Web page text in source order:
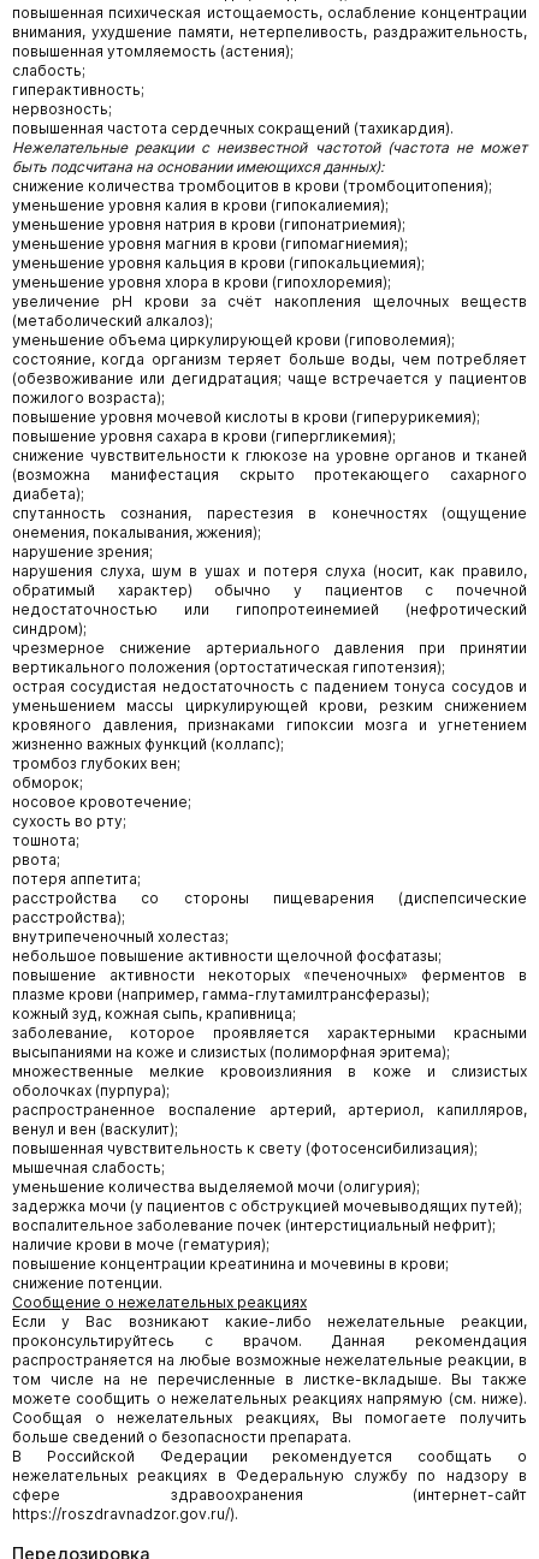
повышенная психическая истощаемость, ослабление концентрации
внимания, ухудшение памяти, нетерпеливость, раздражительность,
повышенная утомляемость (астения);
слабость;
гиперактивность;
нервозность;
повышенная частота сердечных сокращений (тахикардия).
Нежелательные реакции с неизвестной частотой (частота не может
быть подсчитана на основании имеющихся данных):
снижение количества тромбоцитов в крови (тромбоцитопения);
уменьшение уровня калия в крови (гипокалиемия);
уменьшение уровня натрия в крови (гипонатриемия);
уменьшение уровня магния в крови (гипомагниемия);
уменьшение уровня кальция в крови (гипокальциемия);
уменьшение уровня хлора в крови (гипохлоремия);
увеличение pH крови за счёт накопления щелочных веществ
(метаболический алкалоз);
уменьшение объема циркулирующей крови (гиповолемия);
состояние, когда организм теряет больше воды, чем потребляет
(обезвоживание или дегидратация; чаще встречается у пациентов
пожилого возраста);
повышение уровня мочевой кислоты в крови (гиперурикемия);
повышение уровня сахара в крови (гипергликемия);
снижение чувствительности к глюкозе на уровне органов и тканей
(возможна манифестация скрыто протекающего сахарного
диабета);
спутанность сознания, парестезия в конечностях (ощущение
онемения, покалывания, жжения);
нарушение зрения;
нарушения слуха, шум в ушах и потеря слуха (носит, как правило,
обратимый характер) обычно у пациентов с почечной
недостаточностью или гипопротеинемией (нефротический
синдром);
чрезмерное снижение артериального давления при принятии
вертикального положения (ортостатическая гипотензия);
острая сосудистая недостаточность с падением тонуса сосудов и
уменьшением массы циркулирующей крови, резким снижением
кровяного давления, признаками гипоксии мозга и угнетением
жизненно важных функций (коллапс);
тромбоз глубоких вен;
обморок;
носовое кровотечение;
сухость во рту;
тошнота;
рвота;
потеря аппетита;
расстройства со стороны пищеварения (диспепсические
расстройства);
внутрипеченочный холестаз;
небольшое повышение активности щелочной фосфатазы;
повышение активности некоторых «печеночных» ферментов в
плазме крови (например, гамма-глутамилтрансферазы);
кожный зуд, кожная сыпь, крапивница;
заболевание, которое проявляется характерными красными
высыпаниями на коже и слизистых (полиморфная эритема);
множественные мелкие кровоизлияния в коже и слизистых
оболочках (пурпура);
распространенное воспаление артерий, артериол, капилляров,
венул и вен (васкулит);
повышенная чувствительность к свету (фотосенсибилизация);
мышечная слабость;
уменьшение количества выделяемой мочи (олигурия);
задержка мочи (у пациентов с обструкцией мочевыводящих путей);
воспалительное заболевание почек (интерстициальный нефрит);
наличие крови в моче (гематурия);
повышение концентрации креатинина и мочевины в крови;
снижение потенции.
Сообщение о нежелательных реакциях
Если у Вас возникают какие-либо нежелательные реакции,
проконсультируйтесь с врачом. Данная рекомендация
распространяется на любые возможные нежелательные реакции, в
том числе на не перечисленные в листке-вкладыше. Вы также
можете сообщить о нежелательных реакциях напрямую (см. ниже).
Сообщая о нежелательных реакциях, Вы помогаете получить
больше сведений о безопасности препарата.
В Российской Федерации рекомендуется сообщать о
нежелательных реакциях в Федеральную службу по надзору в
сфере здравоохранения (интернет-сайт
https://roszdravnadzor.gov.ru/).
Передозировка